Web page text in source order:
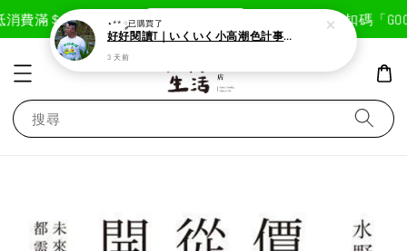
費滿＄1800免運費 現在去購物！ 首次註冊輸入折扣碼「
搜尋
⋆** ༘已購買了
好好閱讀T｜いくいく小高潮色計事務所X好好生活書店聯名款
3 天前